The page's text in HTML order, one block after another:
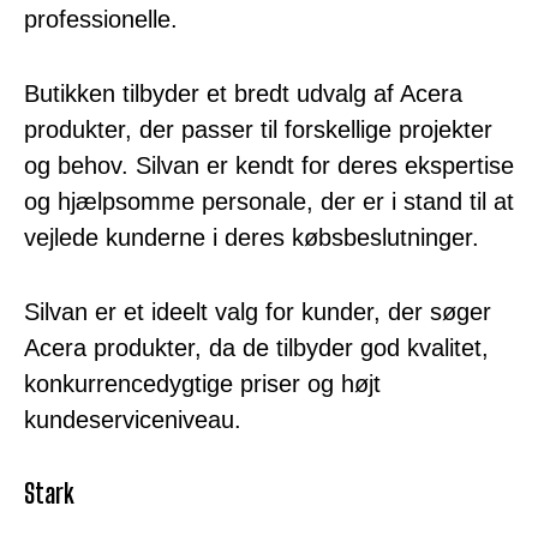
professionelle.
Butikken tilbyder et bredt udvalg af Acera
produkter, der passer til forskellige projekter
og behov. Silvan er kendt for deres ekspertise
og hjælpsomme personale, der er i stand til at
vejlede kunderne i deres købsbeslutninger.
Silvan er et ideelt valg for kunder, der søger
Acera produkter, da de tilbyder god kvalitet,
konkurrencedygtige priser og højt
kundeserviceniveau.
Stark